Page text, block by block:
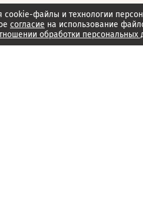
cookie-файлы и технологии
согласие на использование
обработки персональных